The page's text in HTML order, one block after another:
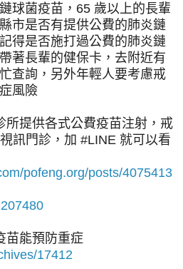
球菌疫苗，65 歲以上的長輩
市是否有提供公費的肺炎鏈
得是否施打過公費的肺炎鏈
著長輩的健保卡，去附近有
查詢，另外年輕人要考慮戒
風險
所提供各式公費疫苗注射，戒
訊門診，加 #LINE 就可以看
pofeng.org/posts/4075413
苗能預防重症
17412